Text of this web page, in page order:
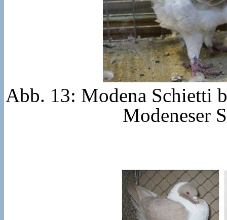
Abb. 13: Modena Schietti
Modeneser